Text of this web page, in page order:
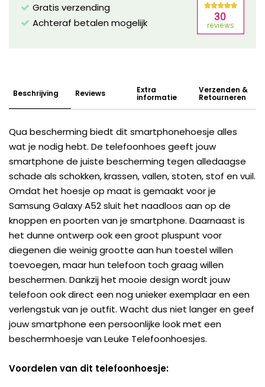
Gratis verzending
Achteraf betalen mogelijk
Beschrijving Reviews Extra
informatie
Verzenden &
Retourneren
Qua bescherming biedt dit smartphonehoesje alles
wat je nodig hebt. De telefoonhoes geeft jouw
smartphone de juiste bescherming tegen alledaagse
schade als schokken, krassen, vallen, stoten, stof en vuil.
Omdat het hoesje op maat is gemaakt voor je
Samsung Galaxy A52 sluit het naadloos aan op de
knoppen en poorten van je smartphone. Daarnaast is
het dunne ontwerp ook een groot pluspunt voor
diegenen die weinig grootte aan hun toestel willen
toevoegen, maar hun telefoon toch graag willen
beschermen. Dankzij het mooie design wordt jouw
telefoon ook direct een nog unieker exemplaar en een
verlengstuk van je outfit. Wacht dus niet langer en geef
jouw smartphone een persoonlijke look met een
beschermhoesje van Leuke Telefoonhoesjes.
Voordelen van dit telefoonhoesje: